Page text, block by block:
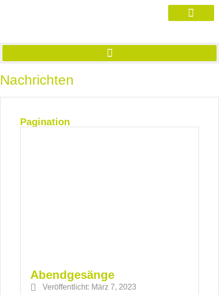
Nachrichten
Pagination
Abendgesänge
Veröffentlicht: März 7, 2023